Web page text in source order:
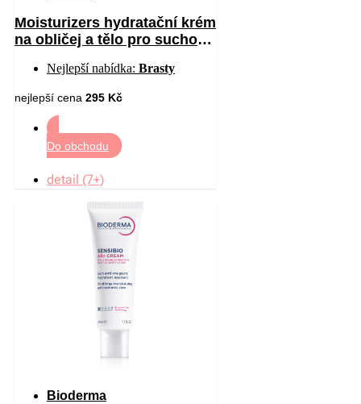
Moisturizers hydratační krém
na obličej a tělo pro suchou
340 gNejlepší nabídka: Brasty
nejlepší cena 295 Kč
Do obchodu
detail (7+)
Bioderma